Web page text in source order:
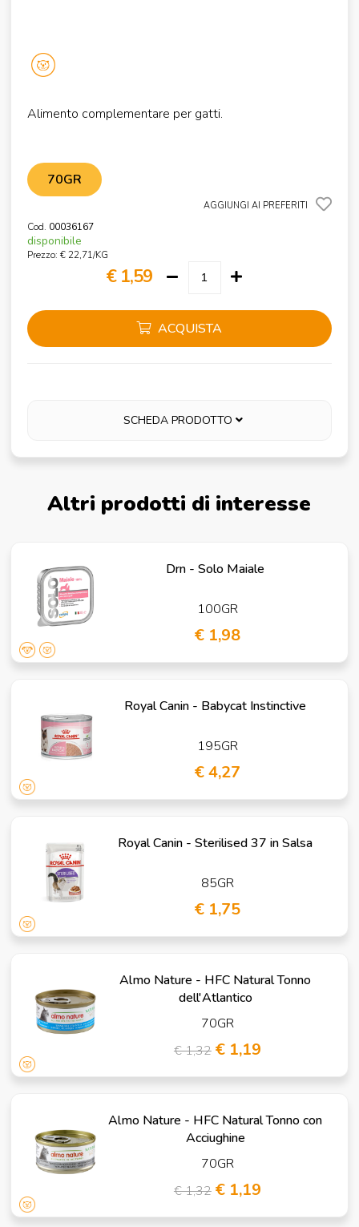
Alimento complementare per gatti.
70GR
AGGIUNGI AI PREFERITI
Cod. 00036167
disponibile
Prezzo: € 22,71/KG
€ 1,59
ACQUISTA
SCHEDA PRODOTTO
Altri prodotti di interesse
Drn - Solo Maiale
100GR
€ 1,98
Royal Canin - Babycat Instinctive
195GR
€ 4,27
Royal Canin - Sterilised 37 in Salsa
85GR
€ 1,75
Almo Nature - HFC Natural Tonno
dell'Atlantico
70GR
€ 1,32 € 1,19
Almo Nature - HFC Natural Tonno con
Acciughine
70GR
€ 1,32 € 1,19